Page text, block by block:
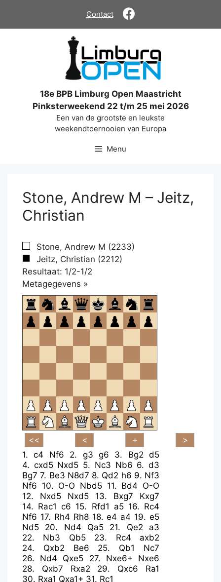
de
Contact
18e BPB Limburg Open Maastricht
Pinksterweekend 22 t/m 25 mei 2026
Een van de grootste en leukste
weekendtoernooien van Europa
Menu
Stone, Andrew M – Jeitz,
Christian
Stone, Andrew M (2233)
Jeitz, Christian (2212)
Resultaat: 1/2-1/2
Metagegevens »
om
te
openen.
1.c4 Nf6 2. g3 g6 3. Bg2 d5
4. cxd5 Nxd5 5. Nc3 Nb6 6.d3
Bg7 7. Be3 N8d7 8. Qd2 h6 9. Nf3
Nf6 10. O-O Nbd5 11. Bd4 O-O
12. Nxd5 Nxd5 13. Bxg7
Kxg7
14. Rac1 c6 15. Rfd1 a5 16. Rc4
Nf6 17. Rh4 Rh8 18.e4 a4 19. e5
Nd5
20. Nd4 Qa5 21. Qe2
a3
22. Nb3 Qb5 23. Rc4
axb2
24. Qxb2 Be6 25. Qb1
Nc7
26. Nd4 Qxe5 27. Nxe6+
Nxe6
28. Qxb7 Rxa2 29. Qxc6
Ra1
30. Rxa1 Qxa1+ 31. Rc1